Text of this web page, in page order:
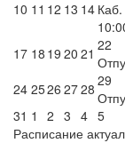
10 11 12 13 14
17 18 19 20 21 22
24 2526 2728 29
31 1 2 3 4 5
Расписание